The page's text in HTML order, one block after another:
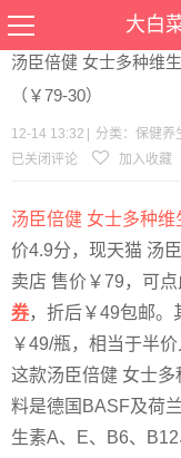
大白
当前位置： 优惠>保
汤臣倍健 女士多种维
（￥79-30）
12-14 13:32 分类： 保健养
已关闭评论
加入收藏
汤臣倍健 女士多种维
价4.9分，现天猫 汤
卖店 售价￥79，可
券，折后￥49包邮。
￥49/瓶，相当于半价
这款汤臣倍健 女士多
料是德国BASF及荷
生素A、E、B6、